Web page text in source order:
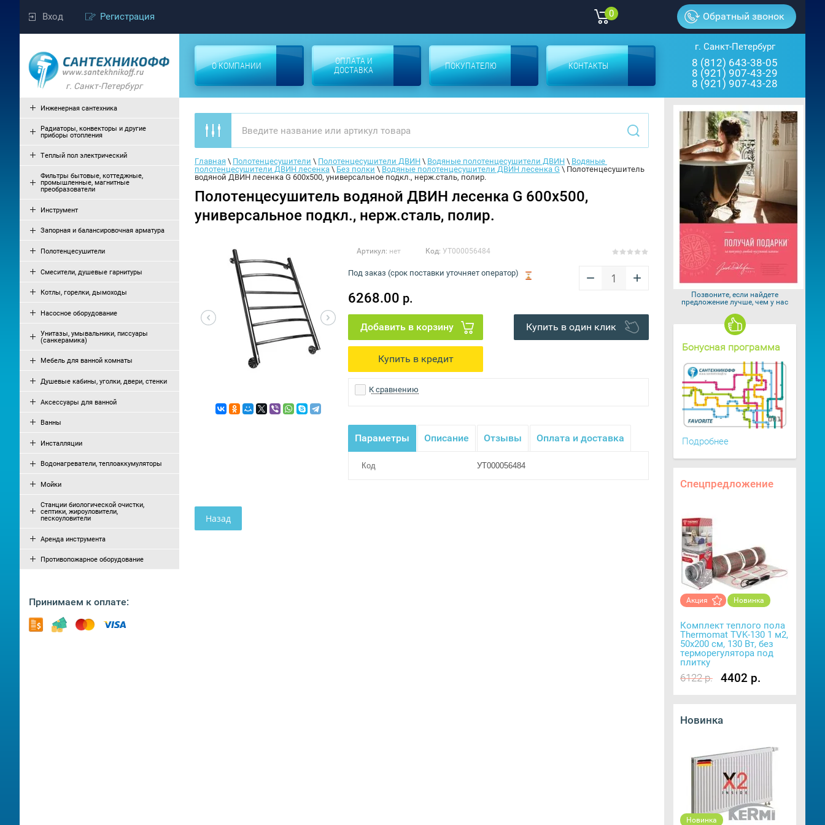
Вход Регистрация 0 Обратный звонок
г. Санкт-Петербург
О КОМПАНИИ
ОПЛАТА И
ДОСТАВКА
ПОКУПАТЕЛЮ КОНТАКТЫ
г. Санкт-Петербург
8 (812) 643-38-05
8 (921) 907-43-29
8 (921) 907-43-28
Инженерная сантехника
Радиаторы, конвекторы и другие
приборы отопления
Теплый пол электрический
Фильтры бытовые, коттеджные,
промышленные, магнитные
преобразователи
Инструмент
Запорная и балансировочная арматура
Полотенцесушители
Смесители, душевые гарнитуры
Котлы, горелки, дымоходы
Насосное оборудование
Унитазы, умывальники, писсуары
(санкерамика)
Мебель для ванной комнаты
Душевые кабины, уголки, двери, стенки
Аксессуары для ванной
Ванны
Инсталляции
Водонагреватели, теплоаккумуляторы
Мойки
Станции биологической очистки,
септики, жироуловители,
пескоуловители
Аренда инструмента
Противопожарное оборудование
Принимаем к оплате:
Позвоните, если найдете
предложение лучше, чем у нас
Бонусная программа
Подробнее
Спецпредложение
Акция Новинка
Комплект теплого пола
Thermomat TVK-130 1 м2,
50х200 см, 130 Вт, без
терморегулятора под
плитку
6122 р. 4402 р.
Новинка
Новинка
Главная \ Полотенцесушители \ Полотенцесушители ДВИН \ Водяные полотенцесушители ДВИН \ Водяные
полотенцесушители ДВИН лесенка \ Без полки \ Водяные полотенцесушители ДВИН лесенка G \ Полотенцесушитель
водяной ДВИН лесенка G 600х500, универсальное подкл., нерж.сталь, полир.
Полотенцесушитель водяной ДВИН лесенка G 600х500,
универсальное подкл., нерж.сталь, полир.
Артикул: нет Код: УТ000056484
Под заказ (срок поставки уточняет оператор)
6268.00 р.
− +
Купить в один клик
К сравнению
Параметры Описание Отзывы Оплата и доставка
Код УТ000056484
Назад